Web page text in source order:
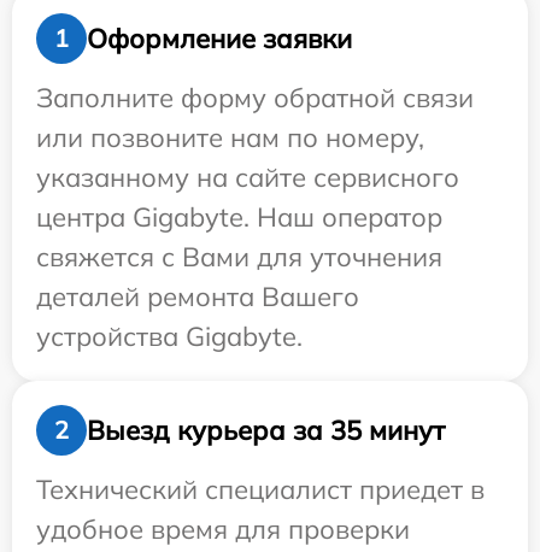
1
Оформление заявки
Заполните форму обратной связи
или позвоните нам по номеру,
указанному на сайте сервисного
центра Gigabyte. Наш оператор
свяжется с Вами для уточнения
деталей ремонта Вашего
устройства Gigabyte.
2
Выезд курьера за 35 минут
Технический специалист приедет в
удобное время для проверки